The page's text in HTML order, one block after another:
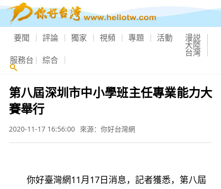
要聞 評論 獨家 視頻 專題 活動 漫説
大陸
台灣
服務台 綜合
第八屆深圳市中小學班主任專業能力大
賽舉行
2020-11-17 16:56:00 來源：你好台灣網
你好臺灣網11 月17日消息，記者獲悉，第八屆